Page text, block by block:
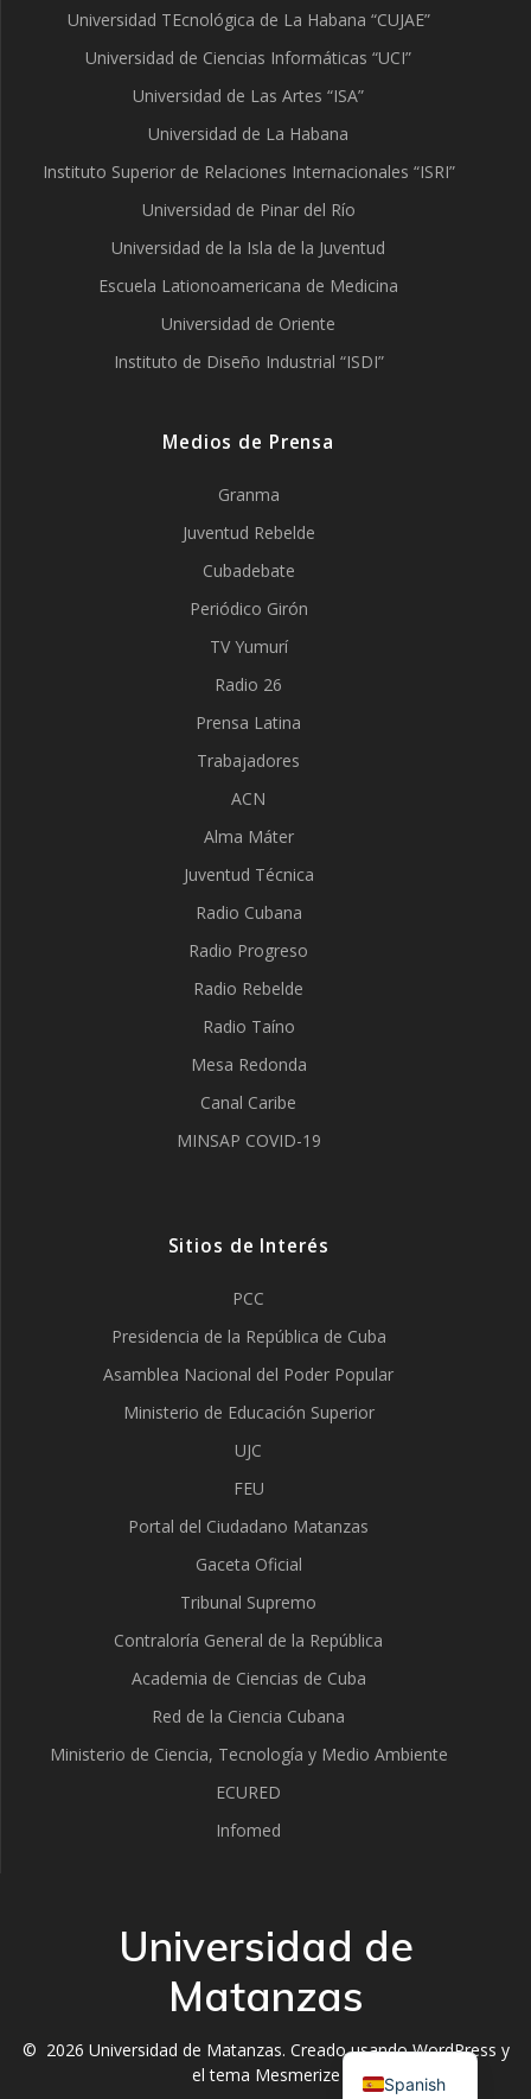
Universidad TEcnológica de La Habana “CUJAE”
Universidad de Ciencias Informáticas “UCI”
Universidad de Las Artes “ISA”
Universidad de La Habana
Instituto Superior de Relaciones Internacionales “ISRI”
Universidad de Pinar del Río
Universidad de la Isla de la Juventud
Escuela Lationoamericana de Medicina
Universidad de Oriente
Instituto de Diseño Industrial “ISDI”
Medios de Prensa
Granma
Juventud Rebelde
Cubadebate
Periódico Girón
TV Yumurí
Radio 26
Prensa Latina
Trabajadores
ACN
Alma Máter
Juventud Técnica
Radio Cubana
Radio Progreso
Radio Rebelde
Radio Taíno
Mesa Redonda
Canal Caribe
MINSAP COVID-19
Sitios de Interés
PCC
Presidencia de la República de Cuba
Asamblea Nacional del Poder Popular
Ministerio de Educación Superior
UJC
FEU
Portal del Ciudadano Matanzas
Gaceta Oficial
Tribunal Supremo
Contraloría General de la República
Academia de Ciencias de Cuba
Red de la Ciencia Cubana
Ministerio de Ciencia, Tecnología y Medio Ambiente
ECURED
Infomed
Universidad de
Matanzas
© 2026 Universidad de Matanzas. Creado usando WordPress y
eltema Mesmerize Spanish
English